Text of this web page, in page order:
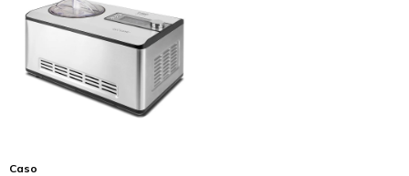
Caso